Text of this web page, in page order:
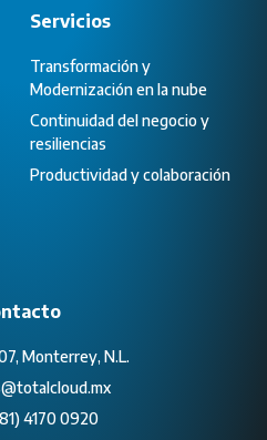
Servicios
Transformación y
Modernización en la nube
Continuidad del negocio y
resiliencias
Productividad y colaboración
Monterrey, N.L.
4170 0920